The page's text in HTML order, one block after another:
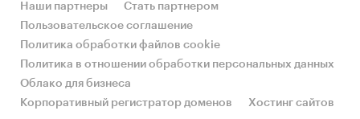
Наши партнеры
Стать партнером
Пользовательское соглашение
Политика обработки файлов cookie
Политика в отношении обработки персональных данных
Облако для бизнеса
Корпоративный регистратор доменов
Хостинг сайтов